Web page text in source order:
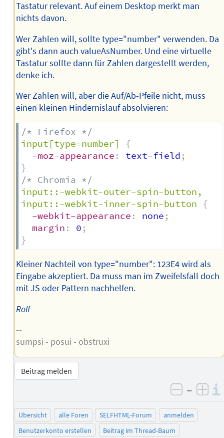
Tastatur relevant. Auf einem Desktop merkt man
nichts davon.
Wer Zahlen will, sollte type="number" verwenden. Da
gibt's dann auch valueAsNumber. Und eine virtuelle
Tastatur sollte dann für Zahlen dargestellt werden,
denke ich.
Wer Zahlen will, aber die Auf/Ab-Pfeile nicht, muss
einen kleinen Hindernislauf absolvieren:
/* Firefox */
input[type=number]
{
-moz-appearance : text-field ;
}
/* Chromia */
input::-webkit-outer-spin-button,
input::-webkit-inner-spin-button
{
-webkit-appearance : none ;
margin : 0 ;
}
Kleiner Nachteil von type="number": 123E4 wird als
Eingabe akzeptiert. Da muss man im Zweifelsfall doch
mit JS oder Pattern nachhelfen.
Rolf
--
sumpsi - posui - obstruxi
Beitrag melden
negativ
–
Übersicht alle Foren SELFHTML-Forum
anmelden
Benutzerkonto erstellen
Beitrag im Thread-Baum